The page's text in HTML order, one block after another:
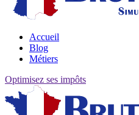
Accueil
Blog
Métiers
Optimisez ses impôts